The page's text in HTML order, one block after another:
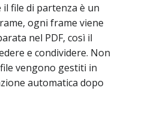
il file di partenza è un
ogni frame viene
nel PDF, così il
e condividere. Non
vengono gestiti in
automatica dopo